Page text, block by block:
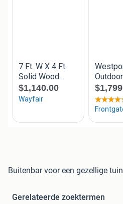
Buitenbar voor een gezellige tuin
Gerelateerde zoektermen